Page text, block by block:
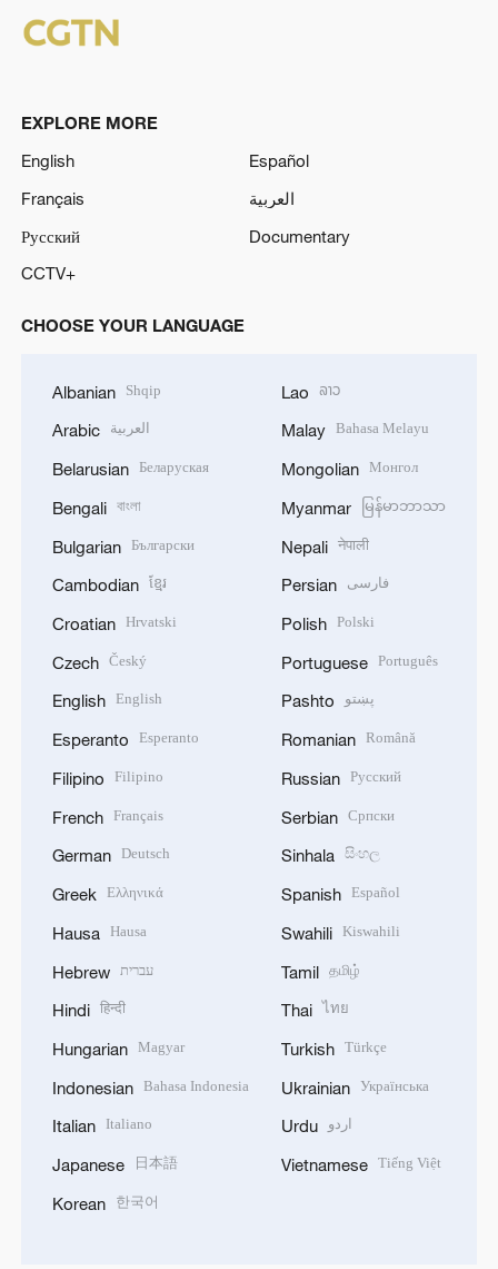
EXPLORE MORE
English
Español
Français
العربية
Русский
Documentary
CCTV+
CHOOSE YOUR LANGUAGE
Albanian Shqip
Arabic العربية
Belarusian Беларуская
Bengali বাংলা
Bulgarian Български
Cambodian ខ្មែរ
Croatian Hrvatski
Czech Český
English English
Esperanto Esperanto
Filipino Filipino
French Français
German Deutsch
Greek Ελληνικά
Hausa Hausa
Hebrew עברית
Hindi हिन्दी
Hungarian Magyar
Indonesian Bahasa Indonesia
Italian Italiano
Japanese 日本語
Korean 한국어
Lao ລາວ
Malay Bahasa Melayu
Mongolian Монгол
Myanmar မြန်မာဘာသာ
Nepali नेपाली
Persian فارسی
Polish Polski
Portuguese Português
Pashto پښتو
Romanian Română
Russian Русский
Serbian Српски
Sinhala සිංහල
Spanish Español
Swahili Kiswahili
Tamil தமிழ்
Thai ไทย
Turkish Türkçe
Ukrainian Українська
Urdu اردو
Vietnamese Tiếng Việt